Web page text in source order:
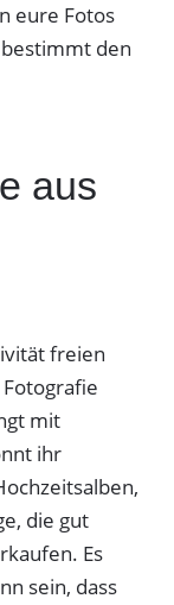
eure Fotos
den
aus
freien
mit
ihr
die gut
Es
sein, dass